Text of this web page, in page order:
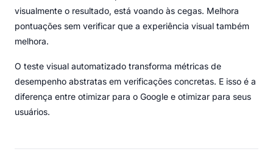
visualmente o resultado, está voando às cegas. Melhora
pontuações sem verificar que a experiência visual também
melhora.
O teste visual automatizado transforma métricas de
desempenho abstratas em verificações concretas. E isso é a
diferença entre otimizar para o Google e otimizar para seus
usuários.